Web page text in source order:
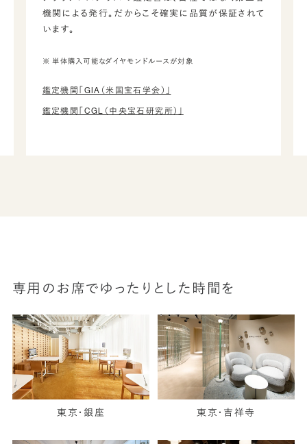
機関による発行。だからこそ確実に品質が保証されて
います。
※ 単体購入可能なダイヤモンドルースが対象
鑑定機関「GIA（米国宝石学会）」
鑑定機関「CGL（中央宝石研究所）」
専用のお席でゆったりとした時間を
東京・銀座 東京・吉祥寺